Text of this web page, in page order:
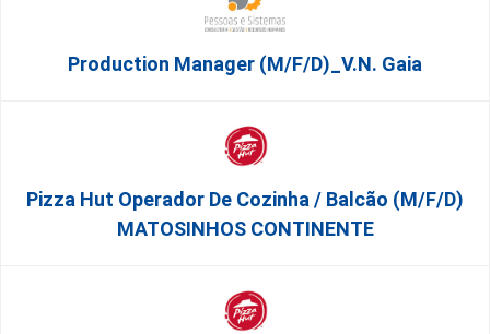
Production Manager (m/f/d)_V.N. Gaia
Pizza Hut Operador De Cozinha / Balcão (m/f/d)
MATOSINHOS CONTINENTE